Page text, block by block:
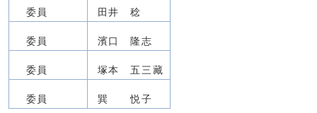
委員 田井 稔
委員 濱口 隆志
委員 塚本 五三藏
委員 巽 悦子